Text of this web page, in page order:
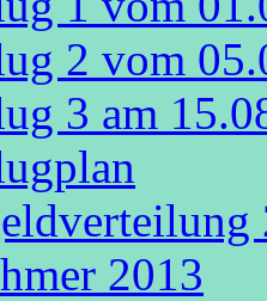
2 vom
3 am
2013